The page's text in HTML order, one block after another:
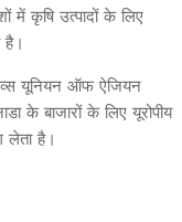
में कृषि उत्पादों के लिए
है।
यूनियन ऑफ ऐजियन
के बाजारों के लिए यूरोपीय
लेता है।